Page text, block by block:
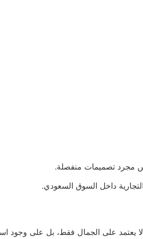
مجرد تصميمات منفصلة.
داخل السوق السعودي.
لا يعتمد على الجمال فقط، بل على وجود